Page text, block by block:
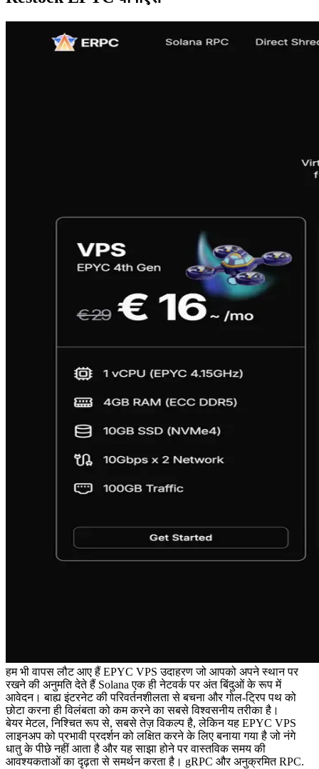
हम भी वापस लौट आए हैं EPYC VPS उदाहरण जो आपको अपने स्थान पर
रखने की अनुमति देते हैं Solana एक ही नेटवर्क पर अंत बिंदुओं के रूप में
आवेदन। बाह्य इंटरनेट की परिवर्तनशीलता से बचना और गोल-ट्रिप पथ को
छोटा करना ही विलंबता को कम करने का सबसे विश्वसनीय तरीका है।
बेयर मेटल, निश्चित रूप से, सबसे तेज़ विकल्प है, लेकिन यह EPYC VPS
लाइनअप को प्रभावी प्रदर्शन को लक्षित करने के लिए बनाया गया है जो नंगे
धातु के पीछे नहीं आता है और यह साझा होने पर वास्तविक समय की
आवश्यकताओं का दृढ़ता से समर्थन करता है। gRPC और अनुक्रमित RPC.